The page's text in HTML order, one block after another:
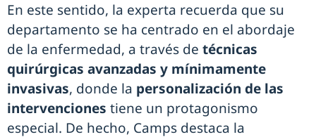
En este sentido, la experta recuerda que su
departamento se ha centrado en el abordaje
de la enfermedad, a través de técnicas
quirúrgicas avanzadas y mínimamente
invasivas, donde la personalización de las
intervenciones tiene un protagonismo
especial. De hecho, Camps destaca la